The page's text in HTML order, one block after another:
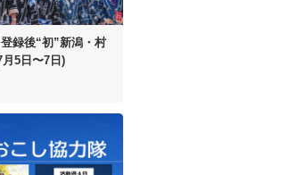
登録後“初”新潟・村
月5日〜7日)